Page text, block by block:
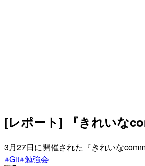
[レポート] 『きれいな
3月27日に開催された『きれいな
Git 勉強会